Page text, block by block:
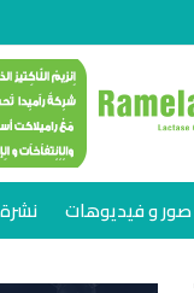
صور و فيديوهات